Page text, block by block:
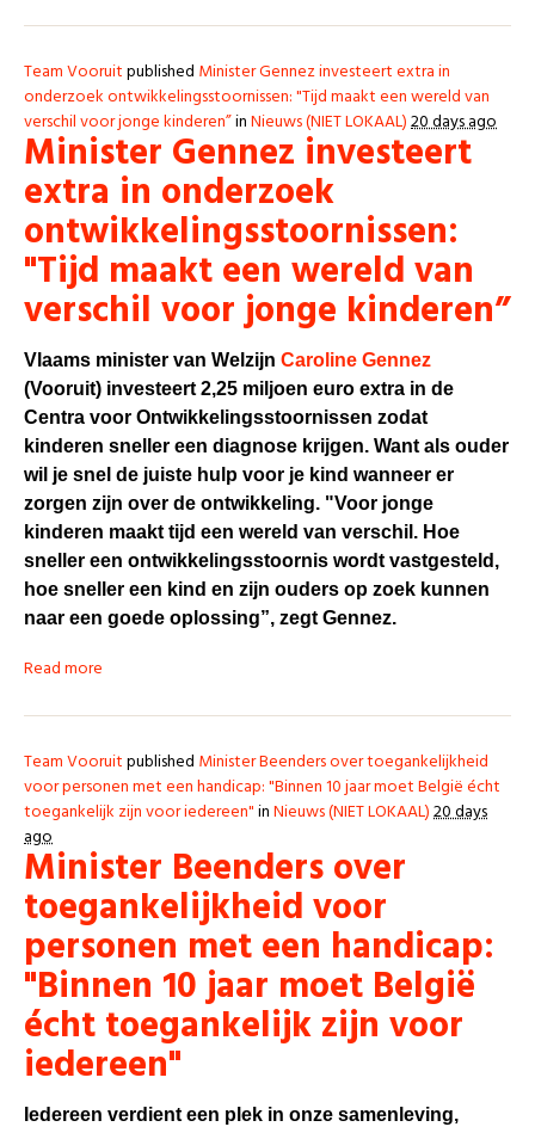
Team Vooruitpublished Minister Gennez investeert extra in
onderzoek ontwikkelingsstoornissen: "Tijd maakt een wereld van
verschil voor jonge kinderen”inNieuws (NIET LOKAAL)20 days ago
Minister Gennez investeert
extra in onderzoek
ontwikkelingsstoornissen:
"Tijd maakt een wereld van
verschil voor jonge kinderen”
Vlaams minister van Welzijn Caroline Gennez
(Vooruit) investeert 2,25 miljoen euro extra in de
Centra voor Ontwikkelingsstoornissen zodat
kinderen sneller een diagnose krijgen. Want als ouder
wil je snel de juiste hulp voor je kind wanneer er
zorgen zijn over de ontwikkeling. "Voor jonge
kinderen maakt tijd een wereld van verschil. Hoe
sneller een ontwikkelingsstoornis wordt vastgesteld,
hoe sneller een kind en zijn ouders op zoek kunnen
naar een goede oplossing”, zegt Gennez.
Read more
Team Vooruitpublished Minister Beenders over toegankelijkheid
voor personen met een handicap: "Binnen 10 jaar moet België écht
toegankelijk zijn voor iedereen"inNieuws (NIET LOKAAL)20 days
ago
Minister Beenders over
toegankelijkheid voor
personen met een handicap:
"Binnen 10 jaar moet België
écht toegankelijk zijn voor
iedereen"
Iedereen verdient een plek in onze samenleving,